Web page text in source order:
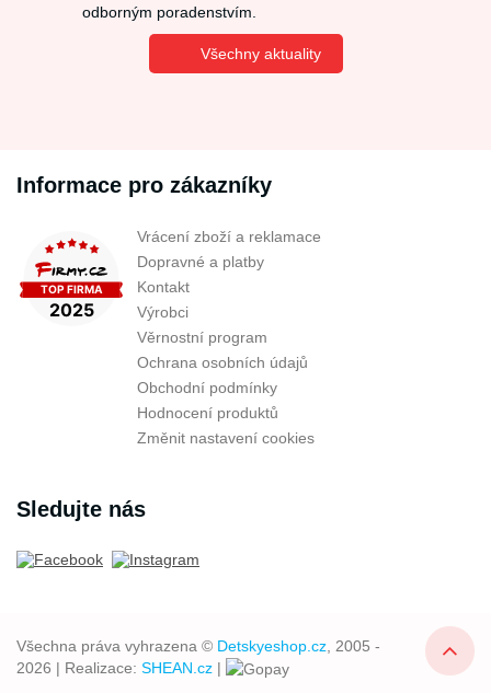
odborným poradenstvím.
Všechny aktuality
Informace pro zákazníky
Vrácení zboží a reklamace
Dopravné a platby
Kontakt
Výrobci
Věrnostní program
Ochrana osobních údajů
Obchodní podmínky
Hodnocení produktů
Změnit nastavení cookies
Sledujte nás
Všechna práva vyhrazena © Detskyeshop.cz , 2005 -
2026 | Realizace: SHEAN.cz |